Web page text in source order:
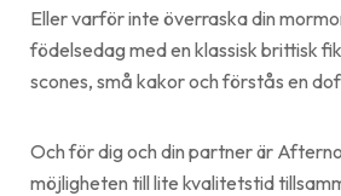
Eller varför inte överraska din
födelsedag med en klassisk brittisk
scones, små kakor och förstås en
Och för dig och din partner är
möjligheten till lite kvalitetstid